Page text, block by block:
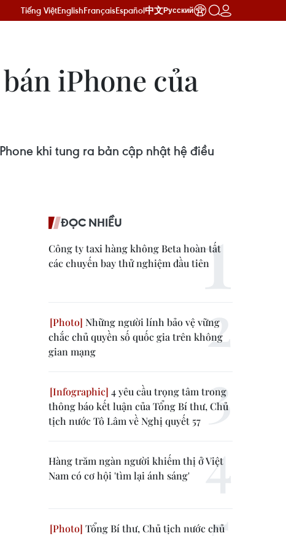
Tiếng ViệtEnglishFrançaisEspañol中文Русский
iPhone của
khi tung ra bản cập nhật hệ điều
ĐỌC NHIỀU
Công ty taxi hàng không Beta hoàn tất
các chuyến bay thử nghiệm đầu tiên
Những người lính bảo vệ vững
chắc chủ quyền số quốc gia trên không
gian mạng
4 yêu cầu trọng tâm trong
thông báo kết luận của Tổng Bí thư, Chủ
tịch nước Tô Lâm về Nghị quyết 57
Hàng trăm ngàn người khiếm thị ở Việt
Nam có cơ hội 'tìm lại ánh sáng'
Tổng Bí thư, Chủ tịch nước chủ